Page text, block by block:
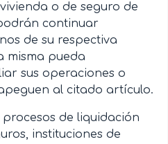
o de seguro de
continuar
de su respectiva
misma pueda
sus operaciones o
al citado artículo.
procesos de liquidación
instituciones de